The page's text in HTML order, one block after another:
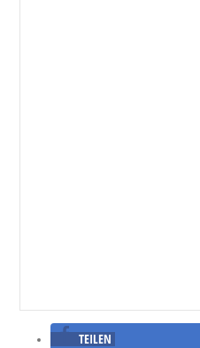
TEILEN